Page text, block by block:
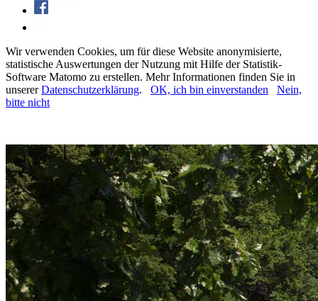
Wir verwenden Cookies, um für diese Website anonymisierte,
statistische Auswertungen der Nutzung mit Hilfe der Statistik-
Software Matomo zu erstellen. Mehr Informationen finden Sie in
unsererDatenschutzerklärung. OK, ich bin einverstanden
Nein,
bitte nicht